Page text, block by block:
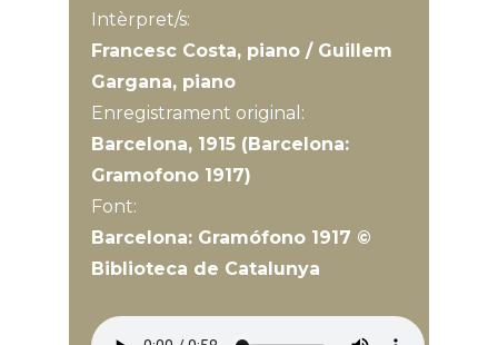
Intèrpret/s:
Francesc Costa, piano / Guillem
Gargana, piano
Enregistrament original:
Barcelona, 1915 (Barcelona:
Gramofono 1917)
Font:
Barcelona: Gramófono 1917 ©
Biblioteca de Catalunya